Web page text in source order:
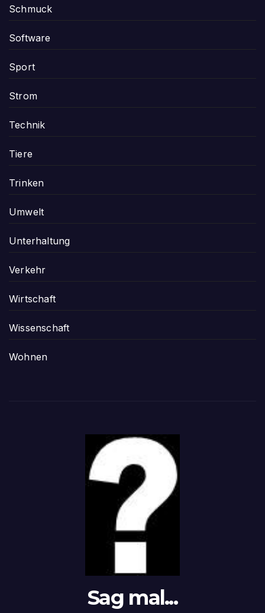
Schmuck
Software
Sport
Strom
Technik
Tiere
Trinken
Umwelt
Unterhaltung
Verkehr
Wirtschaft
Wissenschaft
Wohnen
Sag mal...